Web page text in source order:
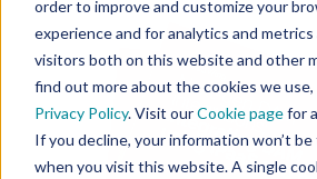
order to improve and customize your
experience and for analytics and
visitors both on this website and other
find out more about the cookies we use,
Privacy Policy. Visit ourCookie pagefor
If you decline, your information won’t
when you visit this website. A single